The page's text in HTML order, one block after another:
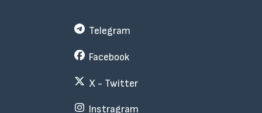
Telegram
Facebook
X - Twitter
Instragram